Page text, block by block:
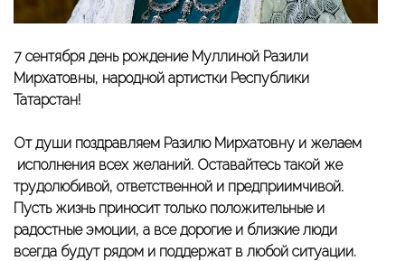
7 сентября день рождение Муллиной Разили
Мирхатовны, народной артистки Республики
Татарстан!
От души поздравляем Разилю Мирхатовну и желаем
исполнения всех желаний. Оставайтесь такой же
трудолюбивой, ответственной и предприимчивой.
Пусть жизнь приносит только положительные и
радостные эмоции, а все дорогие и близкие люди
всегда будут рядом и поддержат в любой ситуации.